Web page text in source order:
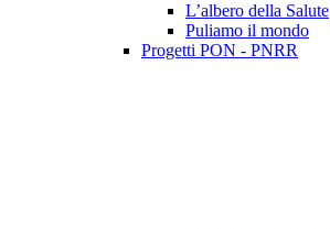
L’albero della Salute
Puliamo il mondo
Progetti PON - PNRR